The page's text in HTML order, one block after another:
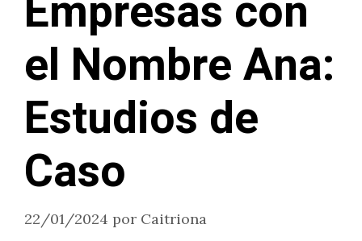
el Nombre Ana:
Estudios de
Caso
22/01/2024 por Caitriona